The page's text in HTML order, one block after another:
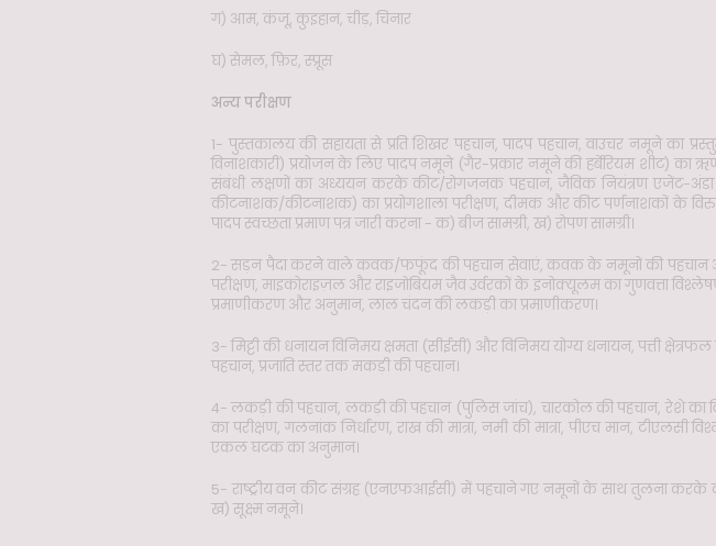
ग) आम, कंजू, कुइहान, चीड़, चिनार
घ) सेमल, फ़िर, स्प्रूस
अन्य परीक्षण
1- पुस्तकालय की सहायता से प्रति शिखर पहचान, पादप पहचान, वाउचर नमूने
विनाशकारी) प्रयोजन के लिए पादप नमूने (गैर-प्रकार नमूने की हर्बेरियम शीट) का
संबंधी लक्षणों का अध्ययन करके कीट/रोगजनक पहचान, जैविक नियंत्रण एजेंट-अंडा
कीटनाशक/कीटनाशक) का प्रयोगशाला परीक्षण, दीमक और कीट पर्णनाशकों के
पादप स्वच्छता प्रमाण पत्र जारी करना - क) बीज सामग्री, ख) रोपण सामग्री।
2- सड़न पैदा करने वाले कवक/फफूंद की पहचान सेवाएं, कवक के नमूनों की पहचान और
परीक्षण, माइकोराइज़ल और राइजोबियम जैव उर्वरकों के इनोक्यूलम का गुणवत्ता
प्रमाणीकरण और अनुमान, लाल चंदन की लकड़ी का प्रमाणीकरण।
3- मिट्टी की धनायन विनिमय क्षमता (सीईसी) और विनिमय योग्य धनायन, पत्ती
पहचान, प्रजाति स्तर तक मकड़ी की पहचान।
4- लकड़ी की पहचान, लकड़ी की पहचान (पुलिस जांच), चारकोल की पहचान, रेशे का
का परीक्षण, गलनांक निर्धारण, राख की मात्रा, नमी की मात्रा, पीएच मान,
एकल घटक का अनुमान।
5- राष्ट्रीय वन कीट संग्रह (एनएफआईसी) में पहचाने गए नमूनों के साथ तुलना
ख) सूक्ष्म नमूने।